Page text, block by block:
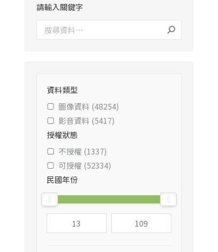
請輸入關鍵字
資料類型
圖像資料 (48254)
影音資料 (5417)
授權狀態
不授權 (1337)
可授權 (52334)
民國年份